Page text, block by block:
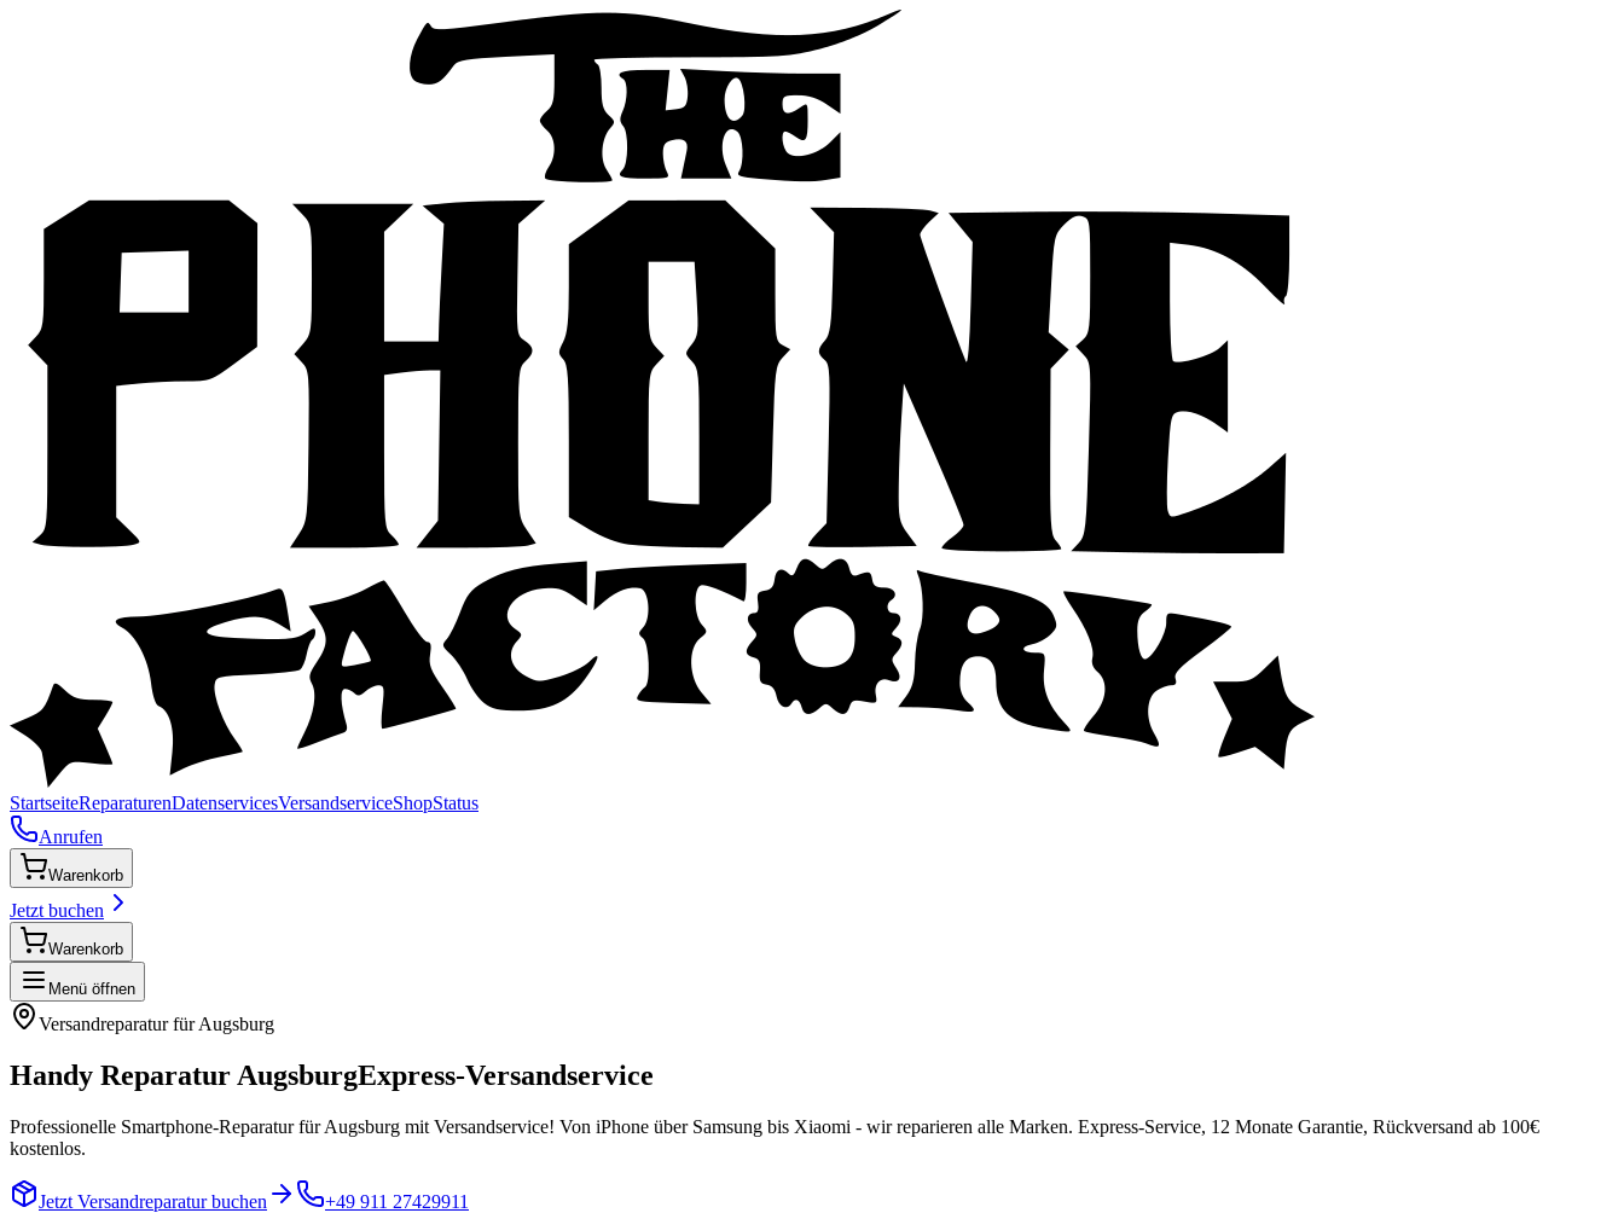
StartseiteReparaturenDatenservicesVersandserviceShopStatus
Anrufen
Warenkorb
Jetzt buchen
Warenkorb
Menü öffnen
Versandreparatur fürAugsburg
Handy Reparatur AugsburgExpress-Versandservice
Professionelle Smartphone-Reparatur fürAugsburg mit Versandservice! Von iPhone über Samsung bis Xiaomi - wir reparieren alle Marken. Express-Service, 12 Monate Garantie, Rückversand ab 100€
kostenlos.
Jetzt Versandreparatur buchen +49 911 27429911